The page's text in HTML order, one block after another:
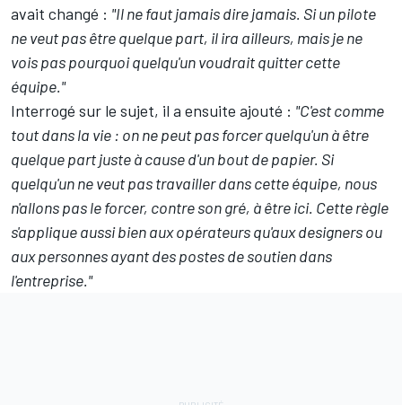
avait changé : "Il ne faut jamais dire jamais. Si un pilote
ne veut pas être quelque part, il ira ailleurs, mais je ne
vois pas pourquoi quelqu'un voudrait quitter cette
équipe."
Interrogé sur le sujet, il a ensuite ajouté : "C'est comme
tout dans la vie : on ne peut pas forcer quelqu'un à être
quelque part juste à cause d'un bout de papier. Si
quelqu'un ne veut pas travailler dans cette équipe, nous
n'allons pas le forcer, contre son gré, à être ici. Cette règle
s'applique aussi bien aux opérateurs qu'aux designers ou
aux personnes ayant des postes de soutien dans
l'entreprise."